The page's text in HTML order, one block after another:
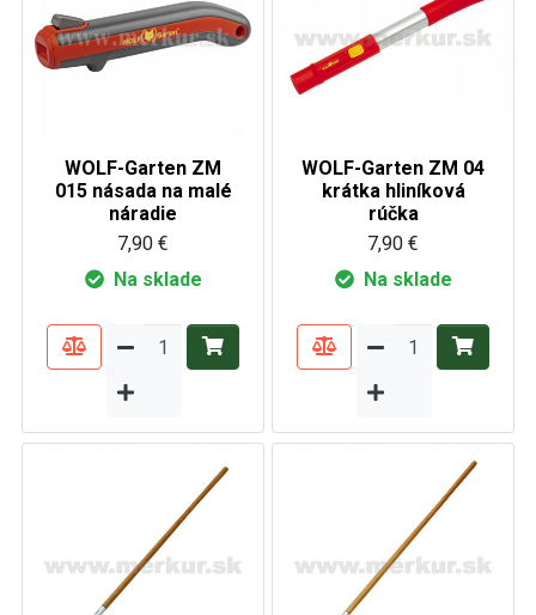
WOLF-Garten ZM
015 násada na malé
náradie
7,90 €
Na sklade
WOLF-Garten ZM 04
krátka hliníková
rúčka
7,90 €
Na sklade